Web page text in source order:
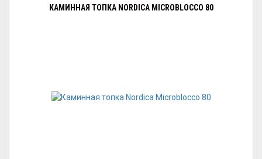
КАМИННАЯ ТОПКА NORDICA MICROBLOCCO 80